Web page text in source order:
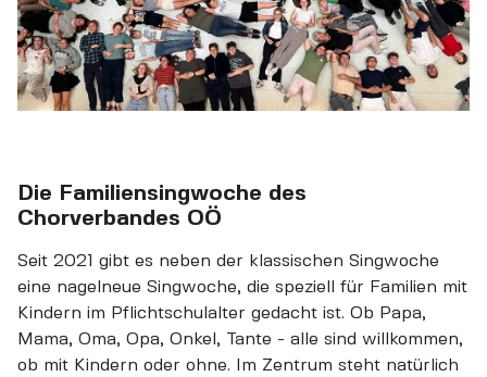
Die Familiensingwoche des
Chorverbandes OÖ
Seit 2021 gibt es neben der klassischen Singwoche
eine nagelneue Singwoche, die speziell für Familien mit
Kindern im Pflichtschulalter gedacht ist. Ob Papa,
Mama, Oma, Opa, Onkel, Tante - alle sind willkommen,
ob mit Kindern oder ohne. Im Zentrum steht natürlich